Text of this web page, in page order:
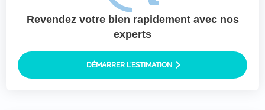
Revendez votre bien rapidement avec nos
experts
DÉMARRER L’ESTIMATION